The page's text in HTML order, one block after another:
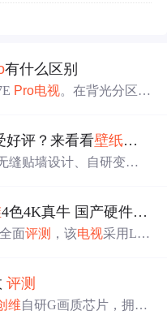
有什么区别
Pro电视。在背光分区、
能。
好评？来看看壁纸电视
缝贴墙设计、自研变色
实与环境适应性，重新
4色4K真牛 国产硬件最强
面评测 ，该电视采用LG
评测
维自研G画质芯片，拥有